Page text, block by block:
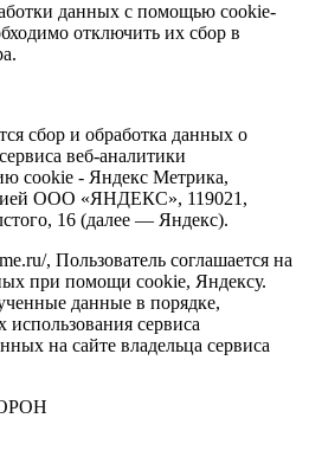
данных с помощью cookie-
отключить их сбор в
сбор и обработка данных о
веб-аналитики
cookie - Яндекс Метрика,
ООО «ЯНДЕКС», 119021,
16 (далее — Яндекс).
, Пользователь соглашается на
при помощи cookie, Яндексу.
данные в порядке,
сервиса
на сайте владельца сервиса